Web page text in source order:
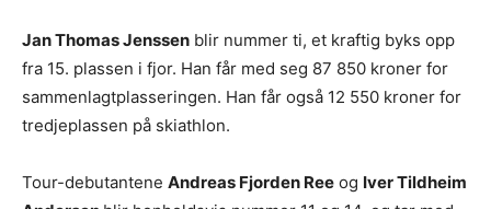
Jan Thomas Jenssen blir nummer ti, et kraftig byks opp
fra 15. plassen i fjor. Han får med seg 87 850 kroner for
sammenlagtplasseringen. Han får også 12 550 kroner for
tredjeplassen på skiathlon.
Tour-debutantene Andreas Fjorden Ree og Iver Tildheim